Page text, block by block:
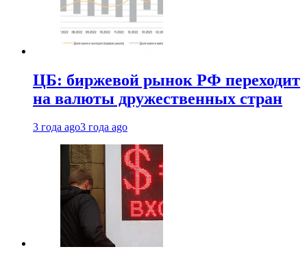
ЦБ: биржевой рынок РФ переходит
на валюты дружественных стран
3 года ago3 года ago